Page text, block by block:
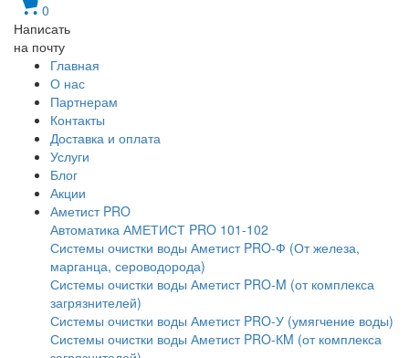
0
Написать
на почту
Главная
О нас
Партнерам
Контакты
Доставка и оплата
Услуги
Блог
Акции
Аметист PRO
Автоматика АМЕТИСТ PRO 101-102
Системы очистки воды Аметист PRO-Ф (От железа,
марганца, сероводорода)
Системы очистки воды Аметист PRO-M (от комплекса
загрязнителей)
Системы очистки воды Аметист PRO-У (умягчение воды)
Системы очистки воды Аметист PRO-КM (от комплекса